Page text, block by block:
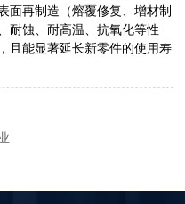
面再制造（熔覆修复、增材制
耐蚀、耐高温、抗氧化等性
且能显著延长新零件的使用寿